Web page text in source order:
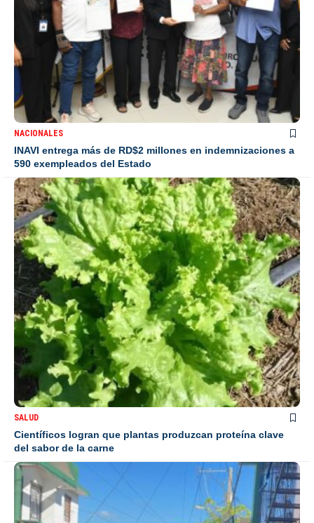
NACIONALES
INAVI entrega más de RD$2 millones en indemnizaciones a
590 exempleados del Estado
SALUD
Científicos logran que plantas produzcan proteína clave
del sabor de la carne